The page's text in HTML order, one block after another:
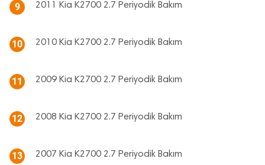
9 2011 Kia K2700 2.7 Periyodik Bakım
10 2010 Kia K2700 2.7 Periyodik Bakım
11 2009 Kia K2700 2.7 Periyodik Bakım
12 2008 Kia K2700 2.7 Periyodik Bakım
13 2007 Kia K2700 2.7 Periyodik Bakım